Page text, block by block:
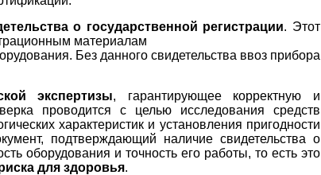
о государственной регистрации. Этот
материалам
Без данного свидетельства ввоз прибора
экспертизы, гарантирующее корректную и
проводится с целью исследования средств
характеристик и установления пригодности
подтверждающий наличие свидетельства о
оборудования и точность его работы, то есть это
для здоровья.